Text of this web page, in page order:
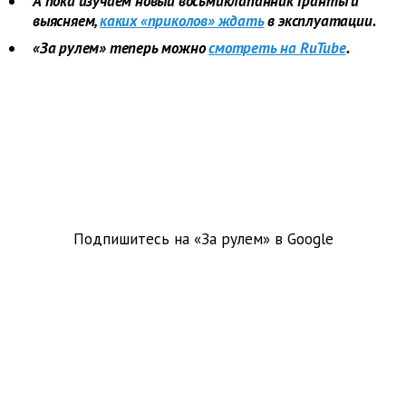
выясняем,каких «приколов» ждатьв эксплуатации.
«За рулем» теперь можносмотреть на RuTube.
Подпишитесь на «За рулем» в Google